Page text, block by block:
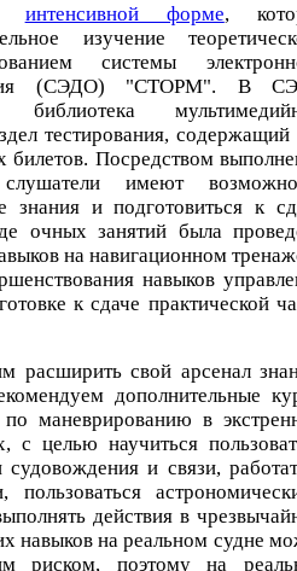
интенсивной форме,
изучение
системы
(СЭДО) "СТОРМ". В
тестирования, содержащий
билетов. Посредством
имеют
знания и подготовиться к
очных занятий была
на навигационном
навыков
к сдаче практической
расширить свой арсенал
дополнительные
по маневрированию в
с целью научиться
судовождения и связи,
пользоваться
действия в
навыков на реальном судне
риском, поэтому на